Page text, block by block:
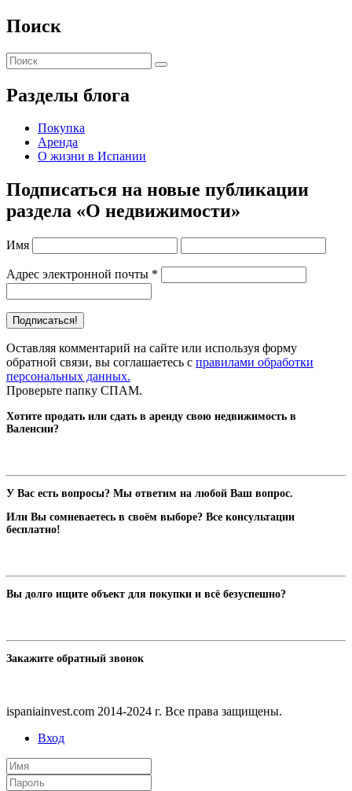
Поиск
Разделы блога
Покупка
Аренда
О жизни в Испании
Подписаться на новые публикации
раздела «О недвижимости»
Имя
Адрес электронной почты *
Оставляя комментарий на сайте или используя форму
обратной связи, вы соглашаетесь с правилами обработки
персональных данных.
Проверьте папку СПАМ.
Хотите продать или сдать в аренду свою недвижимость в
Валенсии?
У Вас есть вопросы? Мы ответим на любой Ваш вопрос.
Или Вы сомневаетесь в своём выборе? Все консультации
бесплатно!
Вы долго ищите объект для покупки и всё безуспешно?
Закажите обратный звонок
ispaniainvest.com 2014-2024 г. Все права защищены.
Вход